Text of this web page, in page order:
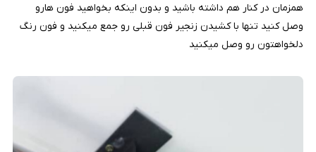
همزمان در کنار هم داشته باشید و بدون اینکه بخواهید فون هارو
وصل کنید تنها با کشیدن زنجیر فون قبلی رو جمع میکنید و فون رنگ
دلخواهتون رو وصل میکنید